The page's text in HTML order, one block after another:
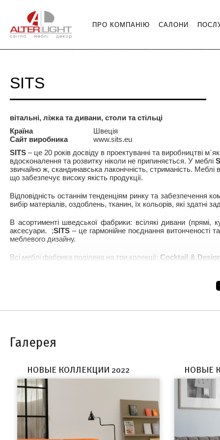
ПРО КОМПАНІЮ САЛОНИ
SITS
вітальні, ліжка та дивани, столи та стільці
Країна
Швеція
Сайт виробника
www.sits.eu
SITS – це 20 років досвіду в проектуванні та виробництві
вдосконалення та розвитку ніколи не припиняється. У меблі
звичайно ж, скандинавська лаконічність, стриманість.
що забезпечує високу якість продукції.
Відповідність останнім тенденціям ринку та забезпечення
вибір матеріалів, оздоблень, тканин, їх кольорів, які здатні
В асортименті шведської фабрики: всілякі дивани (прямі,
аксесуари. ;SITS – це гармонійне поєднання витонченості
меблевого дизайну.
Всі меблі фабрика поділена на три колекції: Cocktail &
Галерея
НОВЫЕ КОЛЛЕКЦИИ 2022 НОВЫЕ